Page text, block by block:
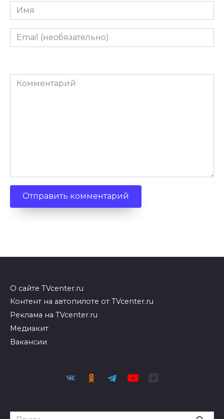
Имя
Email
(необязательно)
Комментарий
О сайте TVcenter.ru
Контент на автопилоте от TVcenter.ru
Реклама на TVcenter.ru
Медиакит
Вакансии
Search